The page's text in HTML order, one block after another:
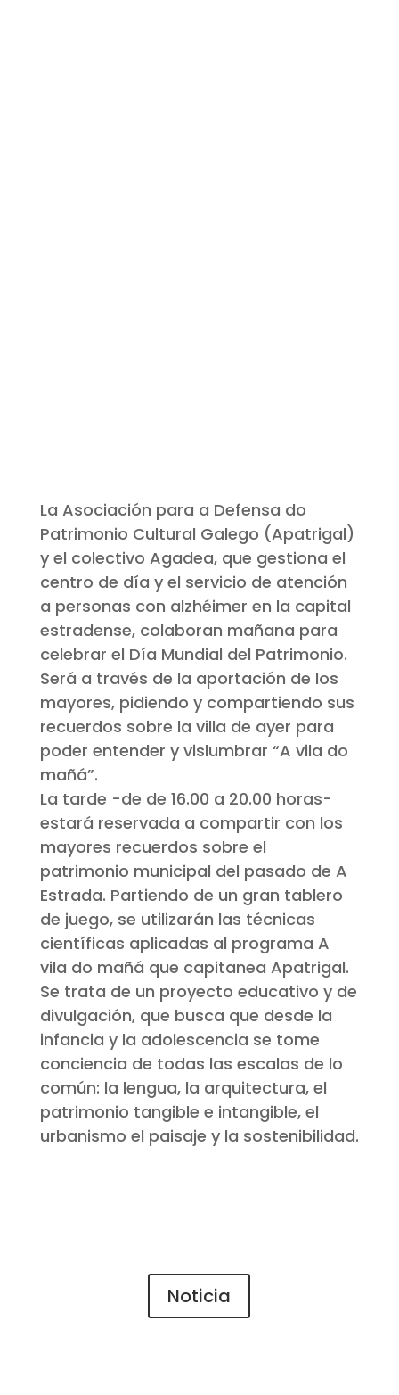
La Asociación para a Defensa do
Patrimonio Cultural Galego (Apatrigal)
y el colectivo Agadea, que gestiona el
centro de día y el servicio de atención
a personas con alzhéimer en la capital
estradense, colaboran mañana para
celebrar el Día Mundial del Patrimonio.
Será a través de la aportación de los
mayores, pidiendo y compartiendo sus
recuerdos sobre la villa de ayer para
poder entender y vislumbrar “A vila do
mañá”.
La tarde -de de 16.00 a 20.00 horas-
estará reservada a compartir con los
mayores recuerdos sobre el
patrimonio municipal del pasado de A
Estrada. Partiendo de un gran tablero
de juego, se utilizarán las técnicas
científicas aplicadas al programa A
vila do mañá que capitanea Apatrigal.
Se trata de un proyecto educativo y de
divulgación, que busca que desde la
infancia y la adolescencia se tome
conciencia de todas las escalas de lo
común: la lengua, la arquitectura, el
patrimonio tangible e intangible, el
urbanismo el paisaje y la sostenibilidad.
Noticia